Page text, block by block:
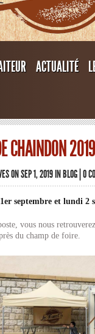
ACTUALITÉ
CHAINDON 2019
ON SEP 1, 2019 INBLOG| 0
septembre et lundi 2
vous nous
du champ de foire.